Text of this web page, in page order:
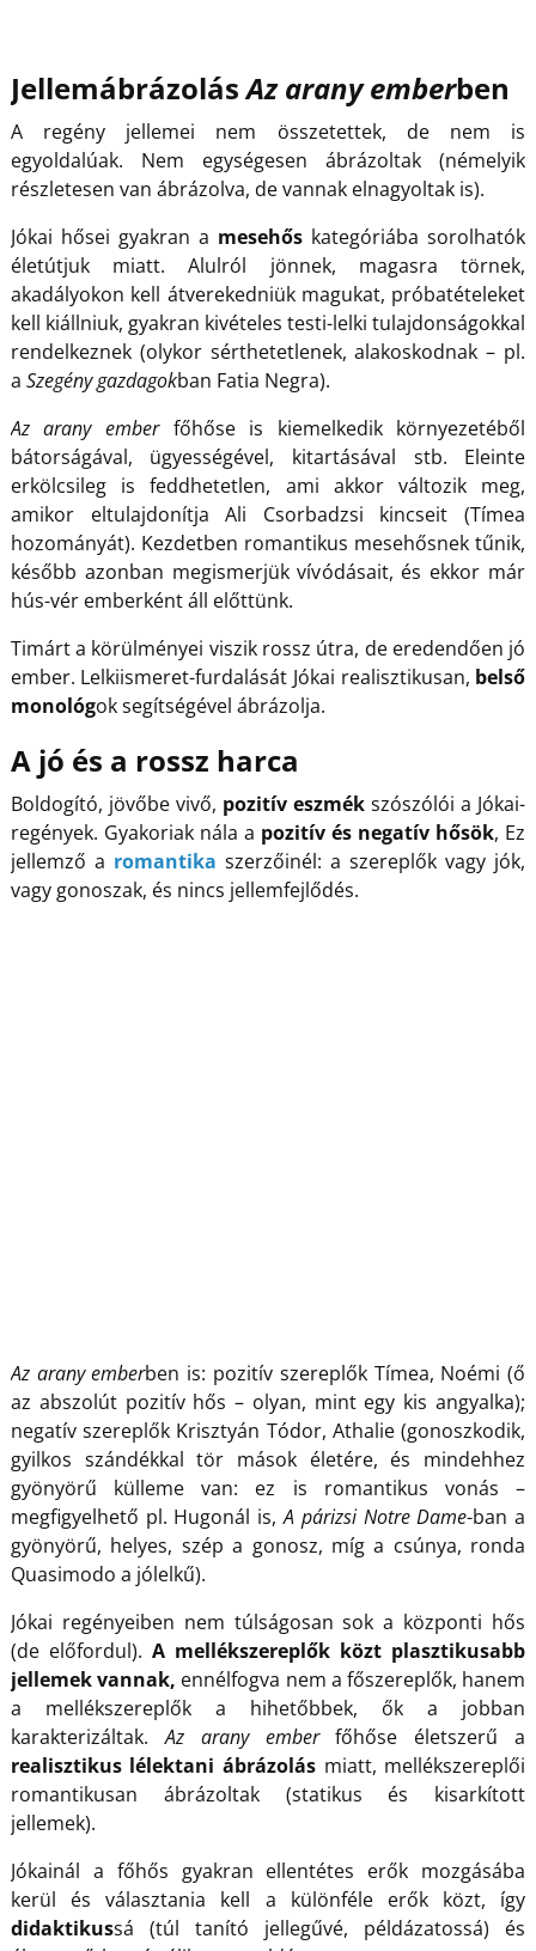
JellemábrázolásAz arany emberben
A regény jellemei nem összetettek, de nem is
egyoldalúak. Nem egységesen ábrázoltak (némelyik
részletesen van ábrázolva, de vannak elnagyoltak is).
Jókai hősei gyakran a mesehős kategóriába sorolhatók
életútjuk miatt. Alulról jönnek, magasra törnek,
akadályokon kell átverekedniük magukat, próbatételeket
kell kiállniuk, gyakran kivételes testi-lelki tulajdonságokkal
rendelkeznek (olykor sérthetetlenek, alakoskodnak – pl.
a Szegény gazdagokban Fatia Negra).
Az arany emberfőhőse is kiemelkedik környezetéből
bátorságával, ügyességével, kitartásával stb. Eleinte
erkölcsileg is feddhetetlen, ami akkor változik meg,
amikor eltulajdonítja Ali Csorbadzsi kincseit (Tímea
hozományát). Kezdetben romantikus mesehősnek tűnik,
később azonban megismerjük vívódásait, és ekkor már
hús-vér emberként áll előttünk.
Timárt a körülményei viszik rossz útra, de eredendően jó
ember. Lelkiismeret-furdalását Jókai realisztikusan, belső
monológok segítségével ábrázolja.
A jó és a rossz harca
Boldogító, jövőbe vivő, pozitív eszmék szószólói a Jókai-
regények. Gyakoriak nála a pozitív és negatív hősök, Ez
jellemző a romantika szerzőinél: a szereplők vagy jók,
vagy gonoszak, és nincs jellemfejlődés.
Az arany emberben is: pozitív szereplők Tímea, Noémi (ő
az abszolút pozitív hős – olyan, mint egy kis angyalka);
negatív szereplők Krisztyán Tódor, Athalie (gonoszkodik,
gyilkos szándékkal tör mások életére, és mindehhez
gyönyörű külleme van: ez is romantikus vonás –
megfigyelhető pl. Hugonál is,A párizsi Notre Dame-ban a
gyönyörű, helyes, szép a gonosz, míg a csúnya, ronda
Quasimodo a jólelkű).
Jókai regényeiben nem túlságosan sok a központi hős
(de előfordul). A mellékszereplők közt plasztikusabb
jellemek vannak, ennélfogva nem a főszereplők, hanem
a mellékszereplők a hihetőbbek, ők a jobban
karakterizáltak.Az arany emberfőhőse életszerű a
realisztikus lélektani ábrázolás miatt, mellékszereplői
romantikusan ábrázoltak (statikus és kisarkított
jellemek).
Jókainál a főhős gyakran ellentétes erők mozgásába
kerül és választania kell a különféle erők közt, így
didaktikussá (túl tanító jellegűvé, példázatossá) és